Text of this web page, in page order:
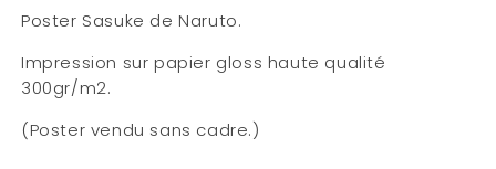
Poster Sasuke de Naruto.
Impression sur papier gloss haute qualité
300gr/m2.
(Poster vendu sans cadre.)